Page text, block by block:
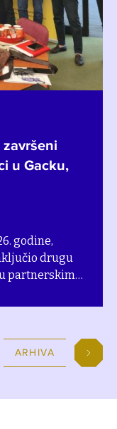
opština i
sedmice su
posjete
ARHIVA